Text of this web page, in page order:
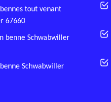
tout venant
67660
benne Schwabwiller
Schwabwiller